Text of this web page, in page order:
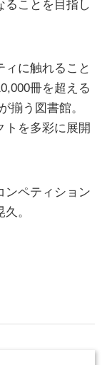
ることを目指し
に触れること
冊を超える
揃う図書館。
トを多彩に展開
ンペティション
。